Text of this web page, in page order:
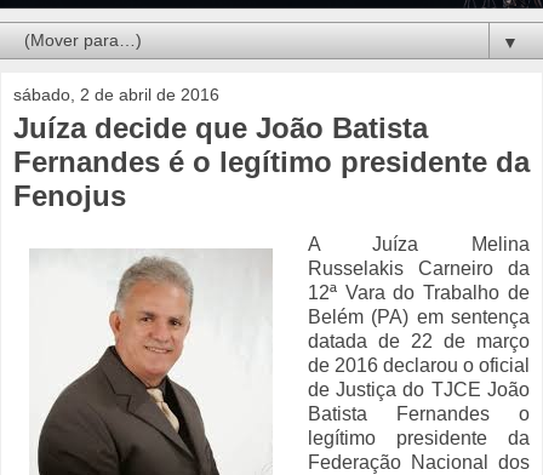
▼
sábado, 2 de abril de 2016
Juíza decide que João Batista
Fernandes é o legítimo presidente da
Fenojus
A Juíza Melina
Russelakis Carneiro da
12ª Vara do Trabalho de
Belém (PA) em sentença
datada de 22 de março
de 2016 declarou o oficial
de Justiça do TJCE João
Batista Fernandes o
legítimo presidente da
Federação Nacional dos